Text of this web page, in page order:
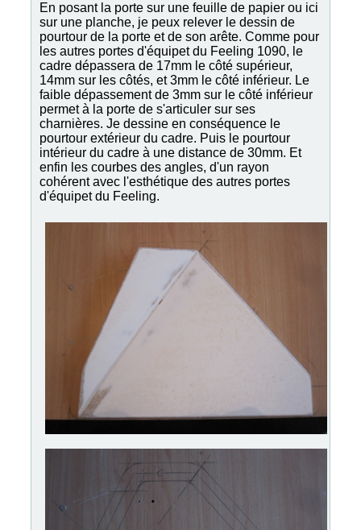
En posant la porte sur une feuille de papier ou ici
sur une planche, je peux relever le dessin de
pourtour de la porte et de son arête. Comme pour
les autres portes d'équipet du Feeling 1090, le
cadre dépassera de 17mm le côté supérieur,
14mm sur les côtés, et 3mm le côté inférieur. Le
faible dépassement de 3mm sur le côté inférieur
permet à la porte de s'articuler sur ses
charnières. Je dessine en conséquence le
pourtour extérieur du cadre. Puis le pourtour
intérieur du cadre à une distance de 30mm. Et
enfin les courbes des angles, d'un rayon
cohérent avec l'esthétique des autres portes
d'équipet du Feeling.